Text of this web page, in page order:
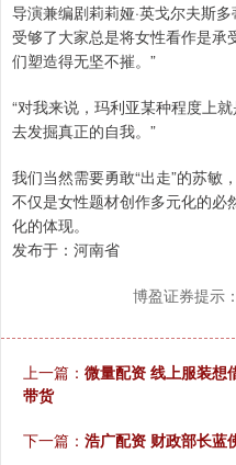
导演兼编剧莉莉娅·英戈尔夫斯
受够了大家总是将女性看作是承
们塑造得无坚不摧。”
“对我来说，玛利亚某种程度上
去发掘真正的自我。”
我们当然需要勇敢“出走”的苏敏
不仅是女性题材创作多元化的必
化的体现。
发布于：河南省
博盈证券提示
上一篇： 微量配资 线上服装想
带货
下一篇： 浩广配资 财政部长蓝